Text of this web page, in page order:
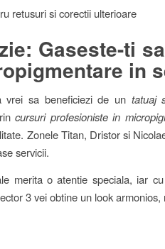
retusuri si corectii ulterioare
Gaseste-ti
in
vrei sa beneficiezi de un tatuaj
cursuri profesioniste in
Zonele Titan, Dristor si
servicii.
merita o atentie speciala, iar
3 vei obtine un look